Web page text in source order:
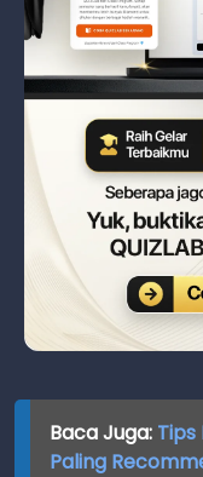
Baca Juga:
Paling